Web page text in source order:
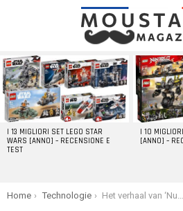
LATEST
STORIES
I 13 MIGLIORI SET LEGO STAR
WARS [ANNO] – RECENSIONE E
TEST
I 10
[ANNO] –
You are here:
Home Technologie Het verhaal van ‘Nu en Toen